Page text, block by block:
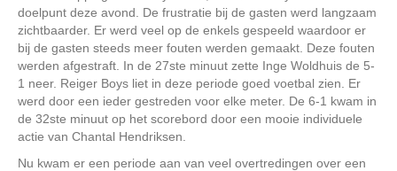
doelpunt deze avond. De frustratie bij de gasten werd langzaam
zichtbaarder. Er werd veel op de enkels gespeeld waardoor er
bij de gasten steeds meer fouten werden gemaakt. Deze fouten
werden afgestraft. In de 27ste minuut zette Inge Woldhuis de 5-
1 neer. Reiger Boys liet in deze periode goed voetbal zien. Er
werd door een ieder gestreden voor elke meter. De 6-1 kwam in
de 32ste minuut op het scorebord door een mooie individuele
actie van Chantal Hendriksen.
Nu kwam er een periode aan van veel overtredingen over een